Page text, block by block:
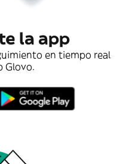
la app
en tiempo real
Glovo.